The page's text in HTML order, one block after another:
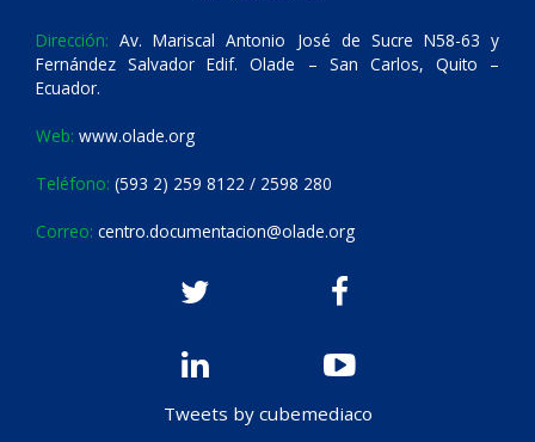
Dirección: Av. Mariscal Antonio José de Sucre N58-63 y
Fernández Salvador Edif. Olade – San Carlos, Quito –
Ecuador.
Web: www.olade.org
Teléfono: (593 2) 259 8122 / 2598 280
Correo: centro.documentacion@olade.org
Tweets by cubemediaco